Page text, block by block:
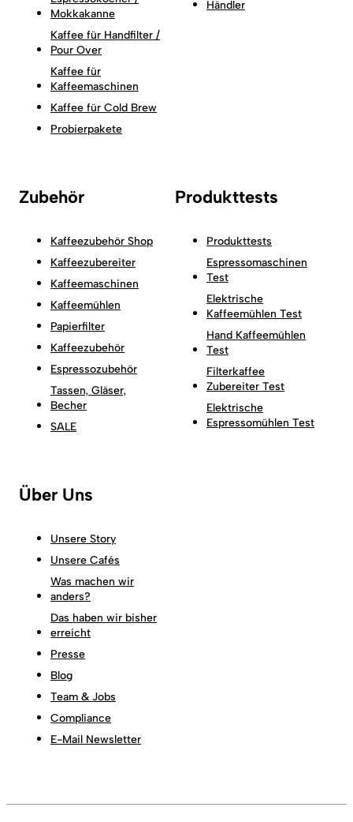
Mokkakanne
Kaffee für Handfilter /
Pour Over
Kaffee für
Kaffeemaschinen
Kaffee für Cold Brew
Probierpakete
Händler
Zubehör
Kaffeezubehör Shop
Kaffeezubereiter
Kaffeemaschinen
Kaffeemühlen
Papierfilter
Kaffeezubehör
Espressozubehör
Tassen, Gläser,
Becher
SALE
Produkttests
Produkttests
Espressomaschinen
Test
Elektrische
Kaffeemühlen Test
Hand Kaffeemühlen
Test
Filterkaffee
Zubereiter Test
Elektrische
Espressomühlen Test
Über Uns
Unsere Story
Unsere Cafés
Was machen wir
anders?
Das haben wir bisher
erreicht
Presse
Blog
Team & Jobs
Compliance
E-Mail Newsletter